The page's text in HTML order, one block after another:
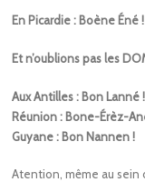
En Picardie : Boène Éné !
Et n’oublions pas les
Aux Antilles : Bon Lanné !
Réunion : Bone-Érèz-
Guyane : Bon Nannen !
Atention, même au sein